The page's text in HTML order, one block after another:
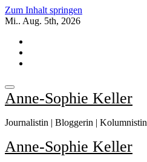
Zum Inhalt springen
Mi.. Aug. 5th, 2026
Anne-Sophie Keller
Journalistin | Bloggerin | Kolumnistin
Anne-Sophie Keller